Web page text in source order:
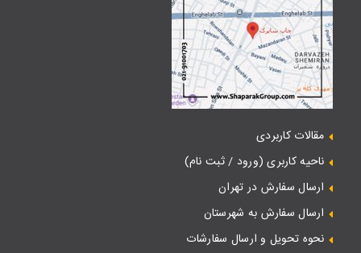
مقالات کاربردی
ناحیه کاربری (ورود / ثبت نام)
ارسال سفارش در تهران
ارسال سفارش به شهرستان
نحوه تحویل و ارسال سفارشات